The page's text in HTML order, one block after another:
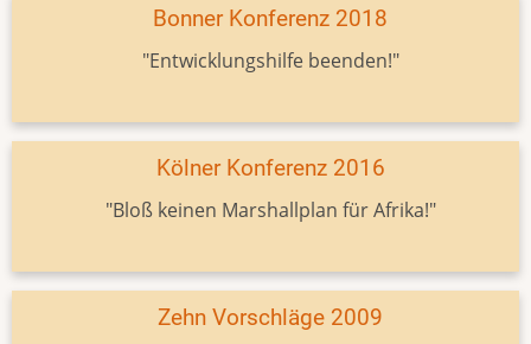
Bonner Konferenz 2018
"Entwicklungshilfe beenden!"
Kölner Konferenz 2016
"Bloß keinen Marshallplan für Afrika!"
Zehn Vorschläge 2009